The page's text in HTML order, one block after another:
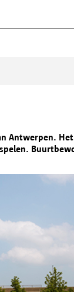
Antwerpen.